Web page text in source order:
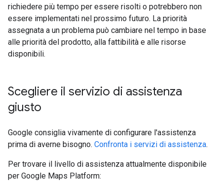
richiedere più tempo per essere risolti o potrebbero non
essere implementati nel prossimo futuro. La priorità
assegnata a un problema può cambiare nel tempo in base
alle priorità del prodotto, alla fattibilità e alle risorse
disponibili.
Scegliere il servizio di assistenza
giusto
Google consiglia vivamente di configurare l'assistenza
prima di averne bisogno. Confronta i servizi di assistenza.
Per trovare il livello di assistenza attualmente disponibile
per Google Maps Platform: